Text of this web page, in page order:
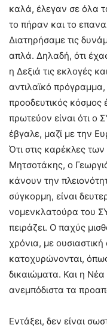
καλά, έλεγαν σε όλα
το πήραν και το
Διατηρήσαμε τις
απλά. Δηλαδή, ότι
η Δεξιά τις εκλογές
αντιλαϊκό πρόγραμμα,
προοδευτικός
πρωτεύον είναι ότι ο
έβγαλε, μαζί με την
Ότι στις καρέκλες
Μητσοτάκης, ο
κάνουν την
σύγκορμη, είναι
νομενκλατούρα του
πειράζει. Ο παχύς
χρόνια, με ουσιαστική
κατοχυρώνονται,
δικαιώματα. Και η
ανεμπόδιστα τα
Εντάξει, δεν είναι